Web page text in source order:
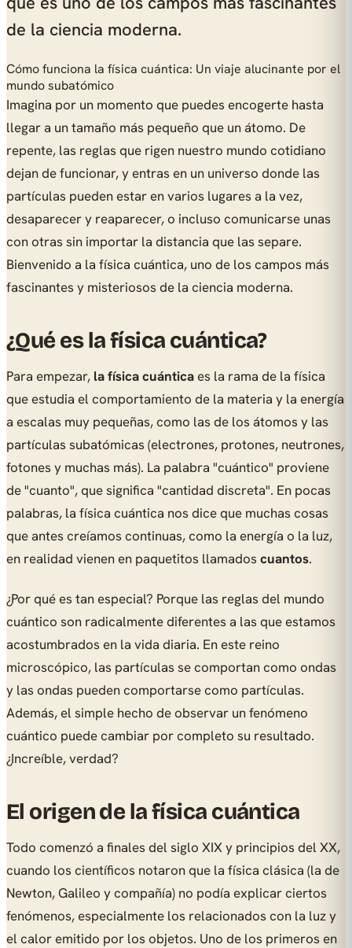
de la ciencia moderna.
Cómo funciona la física cuántica: Un viaje alucinante por el
mundo subatómico
Imagina por un momento que puedes encogerte hasta
llegar a un tamaño más pequeño que un átomo. De
repente, las reglas que rigen nuestro mundo cotidiano
dejan de funcionar, y entras en un universo donde las
partículas pueden estar en varios lugares a la vez,
desaparecer y reaparecer, o incluso comunicarse unas
con otras sin importar la distancia que las separe.
Bienvenido a la física cuántica, uno de los campos más
fascinantes y misteriosos de la ciencia moderna.
¿Qué es la física cuántica?
Para empezar, la física cuánticaes la rama de la física
que estudia el comportamiento de la materia y la energía
a escalas muy pequeñas, como las de los átomos y las
partículas subatómicas (electrones, protones, neutrones,
fotones y muchas más). La palabra "cuántico" proviene
de "cuanto", que significa "cantidad discreta". En pocas
palabras, la física cuántica nos dice que muchas cosas
que antes creíamos continuas, como la energía o la luz,
en realidad vienen en paquetitos llamadoscuantos.
¿Por qué es tan especial? Porque las reglas del mundo
cuántico son radicalmente diferentes a las que estamos
acostumbrados en la vida diaria. En este reino
microscópico, las partículas se comportan como ondas
y las ondas pueden comportarse como partículas.
Además, el simple hecho de observar un fenómeno
cuántico puede cambiar por completo su resultado.
¿Increíble, verdad?
El origen de la física cuántica
Todo comenzó a finales del siglo XIX y principios del XX,
cuando los científicos notaron que la física clásica (la de
Newton, Galileo y compañía) no podía explicar ciertos
fenómenos, especialmente los relacionados con la luz y
el calor emitido por los objetos. Uno de los primeros en